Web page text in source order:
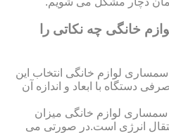
خانگی چه نکاتی را
لوازم خانگی انتخاب این
دستگاه با ابعاد و اندازه آن
سمساری لوازم خانگی میزان
انرژی است.در صورتی می